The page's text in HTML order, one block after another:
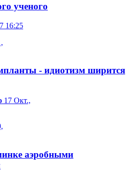
ученого
16:25
- идиотизм ширится
17 Окт.,
аэробными